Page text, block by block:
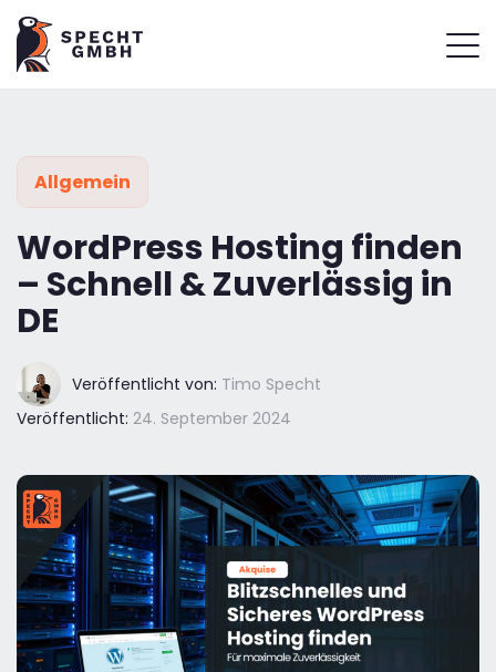
Allgemein
WordPress Hosting finden
– Schnell & Zuverlässig in
DE
Veröffentlicht von: Timo Specht
Veröffentlicht: 24. September 2024